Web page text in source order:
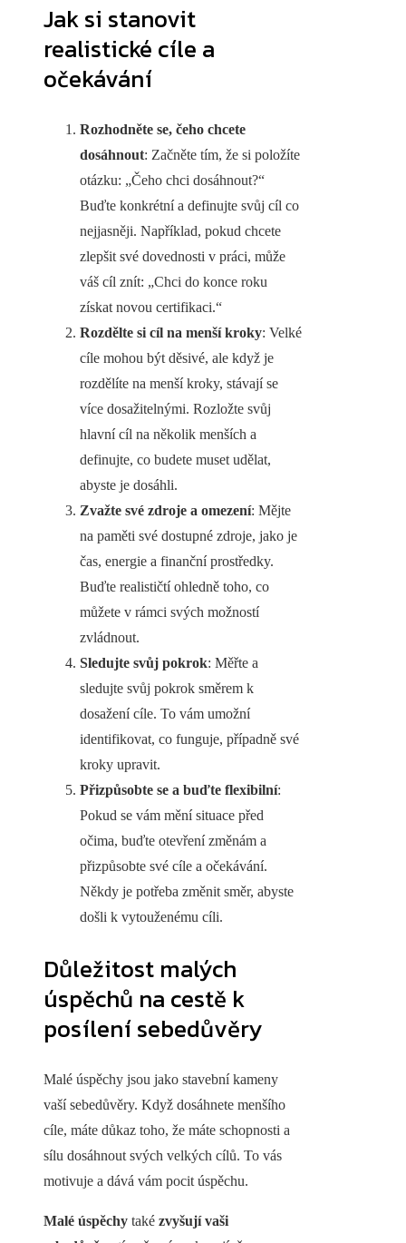
Jak si stanovit
realistické cíle a
očekávání
Rozhodněte se, čeho chcete
dosáhnout: Začněte tím, že si položíte
otázku: „Čeho chci dosáhnout?“
Buďte konkrétní a definujte svůj cíl co
nejjasněji. Například, pokud chcete
zlepšit své dovednosti v práci, může
váš cíl znít: „Chci do konce roku
získat novou certifikaci.“
Rozdělte si cíl na menší kroky: Velké
cíle mohou být děsivé, ale když je
rozdělíte na menší kroky, stávají se
více dosažitelnými. Rozložte svůj
hlavní cíl na několik menších a
definujte, co budete muset udělat,
abyste je dosáhli.
Zvažte své zdroje a omezení: Mějte
na paměti své dostupné zdroje, jako je
čas, energie a finanční prostředky.
Buďte realističtí ohledně toho, co
můžete v rámci svých možností
zvládnout.
Sledujte svůj pokrok: Měřte a
sledujte svůj pokrok směrem k
dosažení cíle. To vám umožní
identifikovat, co funguje, případně své
kroky upravit.
Přizpůsobte se a buďte flexibilní:
Pokud se vám mění situace před
očima, buďte otevření změnám a
přizpůsobte své cíle a očekávání.
Někdy je potřeba změnit směr, abyste
došli k vytouženému cíli.
Důležitost malých
úspěchů na cestě k
posílení sebedůvěry
Malé úspěchy jsou jako stavební kameny
vaší sebedůvěry. Když dosáhnete menšího
cíle, máte důkaz toho, že máte schopnosti a
sílu dosáhnout svých velkých cílů. To vás
motivuje a dává vám pocit úspěchu.
Malé úspěchy také zvyšují vaši